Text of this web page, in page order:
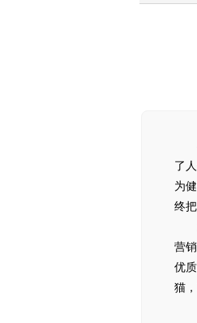
了
为
终
营
优
猫